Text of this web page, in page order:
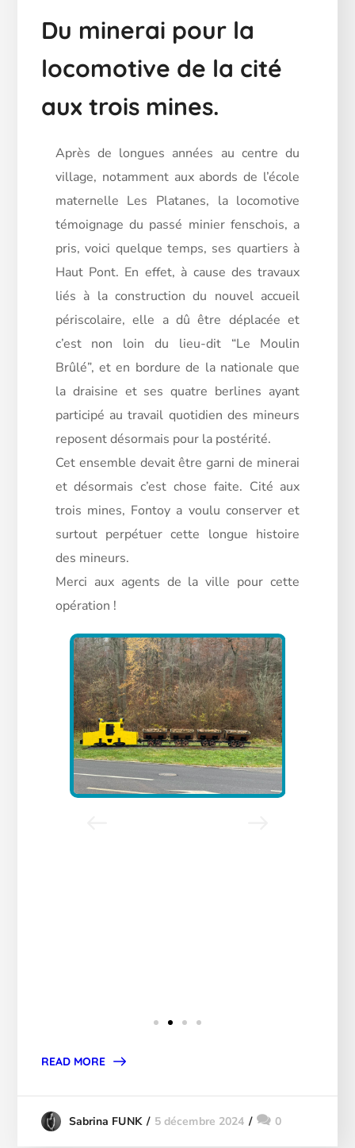
Du minerai pour la
locomotive de la cité
aux trois mines.
Après de longues années au centre du
village, notamment aux abords de l’école
maternelle Les Platanes, la locomotive
témoignage du passé minier fenschois, a
pris, voici quelque temps, ses quartiers à
Haut Pont. En effet, à cause des travaux
liés à la construction du nouvel accueil
périscolaire, elle a dû être déplacée et
c’est non loin du lieu-dit “Le Moulin
Brûlé”, et en bordure de la nationale que
la draisine et sesquatre berlines ayant
participé au travail quotidien des mineurs
reposent désormais pour la postérité.
Cet ensemble devait être garni de minerai
et désormais c’est chose faite. Cité aux
trois mines, Fontoy a voulu conserver et
surtout perpétuer cette longue histoire
des mineurs.
Merci aux agents de la ville pour cette
opération !
READ MORE
Sabrina FUNK 5 décembre 2024 0